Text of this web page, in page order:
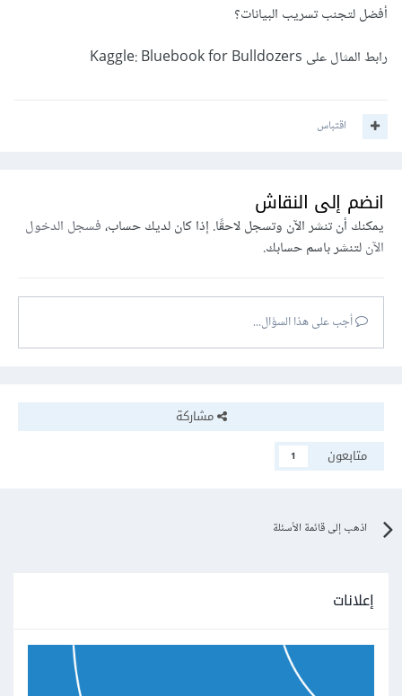
أفضل لتجنب تسريب البيانات؟
رابط المثال على Kaggle: Bluebook for Bulldozers
اقتباس
انضم إلى النقاش
يمكنك أن تنشر الآن وتسجل لاحقًا. إذا كان لديك حساب،فسجل الدخول
الآنلتنشر باسم حسابك.
أجب على هذا السؤال...
مشاركة
متابعون
1
اذهب إلى قائمة الأسئلة
إعلانات